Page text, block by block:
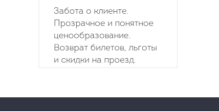
Забота о клиенте.
Прозрачное и понятное
ценообразование.
Возврат билетов, льготы
и скидки на проезд.